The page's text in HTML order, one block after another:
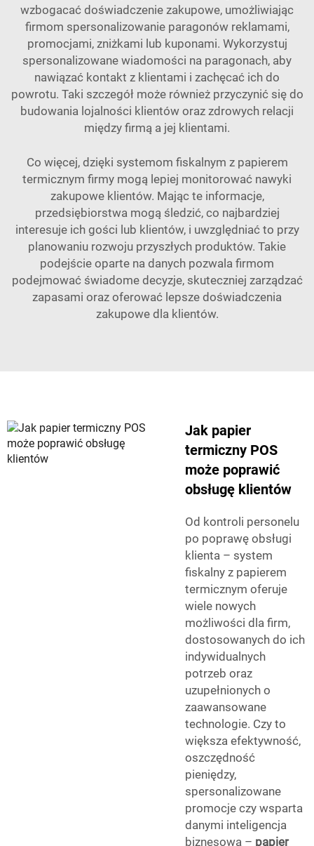
wzbogacać doświadczenie zakupowe, umożliwiając
firmom spersonalizowanie paragonów reklamami,
promocjami, zniżkami lub kuponami. Wykorzystuj
spersonalizowane wiadomości na paragonach, aby
nawiązać kontakt z klientami i zachęcać ich do
powrotu. Taki szczegół może również przyczynić się do
budowania lojalności klientów oraz zdrowych relacji
między firmą a jej klientami.
Co więcej, dzięki systemom fiskalnym z papierem
termicznym firmy mogą lepiej monitorować nawyki
zakupowe klientów. Mając te informacje,
przedsiębiorstwa mogą śledzić, co najbardziej
interesuje ich gości lub klientów, i uwzględniać to przy
planowaniu rozwoju przyszłych produktów. Takie
podejście oparte na danych pozwala firmom
podejmować świadome decyzje, skuteczniej zarządzać
zapasami oraz oferować lepsze doświadczenia
zakupowe dla klientów.
Jak papier
termiczny POS
może poprawić
obsługę klientów
Od kontroli personelu
po poprawę obsługi
klienta – system
fiskalny z papierem
termicznym oferuje
wiele nowych
możliwości dla firm,
dostosowanych do ich
indywidualnych
potrzeb oraz
uzupełnionych o
zaawansowane
technologie. Czy to
większa efektywność,
oszczędność
pieniędzy,
spersonalizowane
promocje czy wsparta
danymi inteligencja
biznesowa – papier